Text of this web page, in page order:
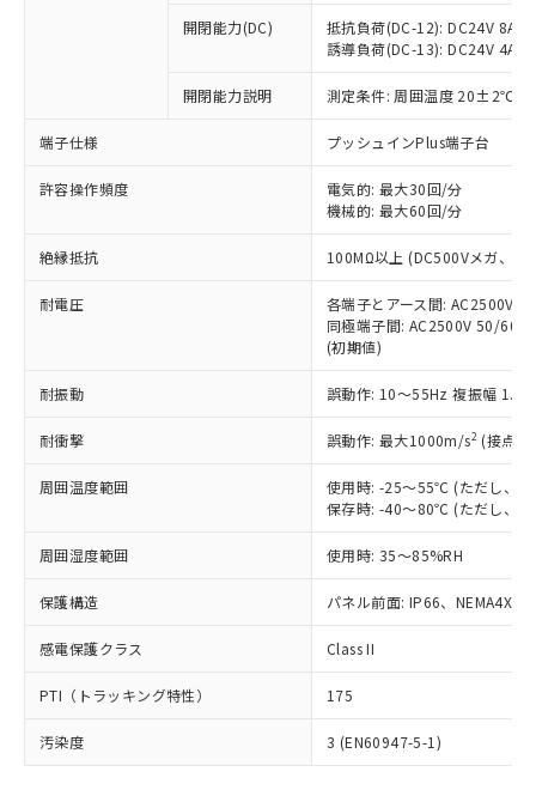
開閉能力(DC)
抵抗負荷(DC-12): DC24V 8A/
誘導負荷(DC-13): DC24V 4A/
開閉能力説明 測定条件: 周囲温度 20±2℃、
端子仕様 プッシュインPlus端子台
許容操作頻度
電気的: 最大30回/分
機械的: 最大60回/分
絶縁抵抗 100MΩ以上 (DC500Vメガ、点
耐電圧
各端子とアース間: AC2500V
同極端子間: AC2500V 50/
(初期値)
耐振動 誤動作: 10～55Hz 複振幅
耐衝撃 誤動作: 最大1000m/s2 (接点
周囲温度範囲
使用時: -25～55℃ (ただし、氷
保存時: -40～80℃ (ただし、氷
周囲湿度範囲 使用時: 35～85%RH
保護構造 パネル前面: IP66、NEMA4X,
感電保護クラス Class II
PTI（トラッキング特性） 175
汚染度 3 (EN60947-5-1)
ことをご了承ください。
在庫状況および標準価格照会結果は、
記載している更新日時点での社内デー
タに基づき作成されるものであり、閲
覧された時点での実際の在庫および標
準価格とは異なる場合があることをご
正式な納期状況および標準価格はお客
様のお取引先、またはお客様担当のオ
ムロン制御機器販売店・当社販売員に
オムロン制御機器販売店や当社販売拠
販売ネットワーク
」をご確認
在庫状況および標準価格結果を当社の
事前の承諾なく第三者に漏洩または開
示しないようお願いします。
マイパーツ機能（部品リスト作成サー
ビス）をご利用いただくには、I-Web
メンバーズにご登録されている必要が
お客様が当ウェブサイト上で当社にご
登録された部品リストについて、当社
および当社の共同利用者が、当社の製
品・サービスに関するお客様との取
引・商談に必要な範囲で利用すること
※当社の共同利用者とは、"個人情報
の「1.共同利
用者の範囲」に記載されている法人を
いたものが、含有品と判明した場合などや
むを得ず変更することがあります。
*EU RoHS指令（10物質）：
鉛(Pb) 1000ppm以下、 水銀(Hg) 1000ppm以下、 カド
六価クロム(Cr(Ⅵ)) 1000ppm以下、ポリ臭化ビフェニル
類(PBB) 1000ppm以下、ポリ臭化ジフェニルエーテル類
(PBDE) 1000ppm以下、フタル酸ビス(2-エチルヘキシ
ル) (DEHP)(別名：DOP) 1000ppm以下、フタル酸ブチ
ルベンジル（BBP） 1000ppm以下、フタル酸ジブチル
（DBP） 1000ppm以下、フタル酸ジイソブチル
(DIBP) 1000ppm以下
但し、RoHS指令で産業用監視および制御機器に対する
フタル酸エステル類の４物質については閾値を超える意
図的な使用がないことを確認しています。
部品在庫の切り替え状況などにより、予定
月が前後することがあります。
※3 非含有証明書ダウンロード
下記の非含有証明書をダウンロードするこ
とができます。
EU RoHS指令（10物質）の非含有証明書
51物質の非含有証明書（当社基準）
※本証明書は発行日時点で非含有を証明す
るもので、過去に遡って非含有を証明する
基準値を超えていることを示します。
「－」：未確認です。当社販売部門へお問
ム) : 100ppm、
Cr(Ⅵ)(六価クロム) : 1000ppm、 PBBs(ポリ臭化ビフェ
ニル類) : 1000ppm、 PBDEs(ポリ臭化ジフェニルエーテ
ル類) : 1000ppm、
DBP(フタル酸ジブチル) : 1000ppm、 DIBP(フタル酸ジ
イソブチル) : 1000ppm、 BBP(フタル酸ブチルベンジ
ル) : 1000ppm、
DEHP(フタル酸ビス(2-エチルヘキシル)) : 1000ppm
「ｅ」：有害物質（10物質）のすべてが基
準値以下であることを示します。
「10」：通常の使用状況下において有害物
質が外部に漏えいし、環境に深刻な影響を
及ぼさない年数を意味します。
「－」：未確認です。当社販売部門へお問
い合わせください。
当社は、これら貴社製品のうち、外国
為替および外国貿易法に定める商品
（以下｢規制貨物等」という）を輸出
または国外への提供する場合は、日本
国政府の輸出許可(または役務取引許
可)を取得するなどの必要な手続きを
当社は規制貨物を破棄する場合は、完
全に破砕するなど、違法に輸出されな
いよう必要な手段を講じます。
当社は貴社製品を、核兵器、ミサイ
ル、化学兵器、生物兵器またはその他
武器並びにこれらの製造装置等に一切
当社は、貴社製品を第三者に販売する
場合は、上記1、2および3の内容を当
該第三者に通知します。また当社は、
販売先および販売に係わる関係者が違
法に輸出するおそれがある場合は、取
り引きをいたしません。
キャンセル
説明
○ 一定数以上の在庫あり
一定数には満たないが在庫あり
在庫なし(最新の在庫状況につ
いては、お客様のお取引先、ま
たはお客様担当のオムロン制御
機器販売店・当社販売員にご確
白
受注生産機種、また在庫状況の
情報を公開していない機種